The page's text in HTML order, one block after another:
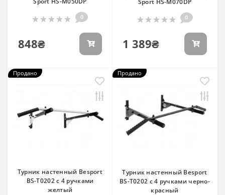
0
848₴
Sport HS-M070DP
0
1 389₴
Продано
Турник настенный Besport
BS-T0202 с 4 ручками
желтый
Продано
Турник настенный Besport
BS-T0202 с 4 ручками черно-
красный